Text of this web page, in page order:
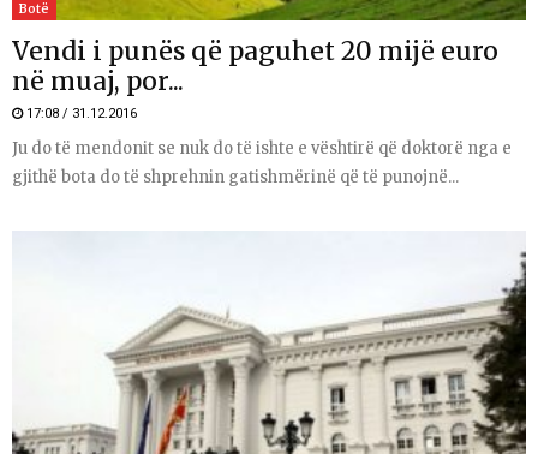
Botë
Vendi i punës që paguhet 20 mijë euro
në muaj, por...
17:08 / 31.12.2016
Ju do të mendonit se nuk do të ishte e vështirë që doktorë nga e
gjithë bota do të shprehnin gatishmërinë që të punojnë...